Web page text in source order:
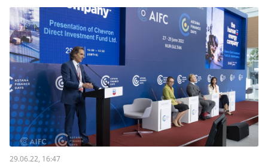
29.06.22, 16:47